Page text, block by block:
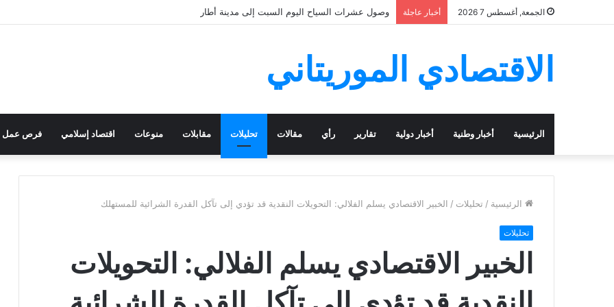
الجمعة, أغسطس 7 2026 أخبار عاجلة وصول عشرات السياح اليوم السبت إلى مدينة أطار
الاقتصادي الموريتاني
الرئيسية أخبار وطنية أخبار دولية تقارير رأي مقالات تحليلات مقابلات منوعات اقتصاد إسلامي فرص عمل
الرئيسية / تحليلات / الخبير الاقتصادي يسلم الفلالي: التحويلات النقدية قد تؤدي إلى تآكل القدرة الشرائية للمستهلك
تحليلات
الخبير الاقتصادي يسلم الفلالي: التحويلات